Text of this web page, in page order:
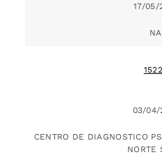
17/05/
NA
03/04/
CENTRO DE DIAGNOSTICO
NORTE